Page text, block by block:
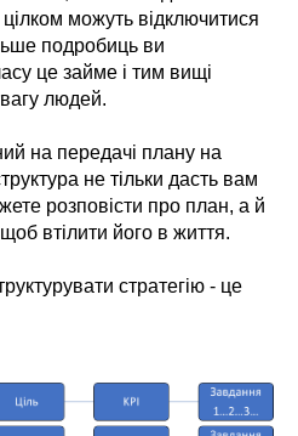
можуть відключитися
подробиць ви
це займе і тим вищі
людей.
на передачі плану на
не тільки дасть вам
розповісти про план, а й
щоб втілити його в життя.
стратегію - це